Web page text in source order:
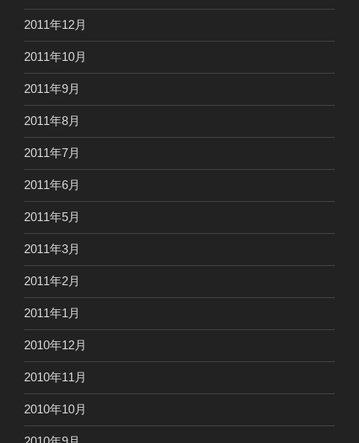
2011年12月
2011年10月
2011年9月
2011年8月
2011年7月
2011年6月
2011年5月
2011年3月
2011年2月
2011年1月
2010年12月
2010年11月
2010年10月